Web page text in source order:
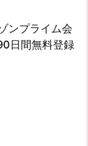
ンプライム会
日間無料登録